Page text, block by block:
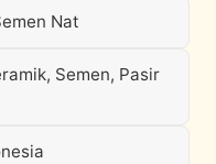
Nat
Semen, Pasir